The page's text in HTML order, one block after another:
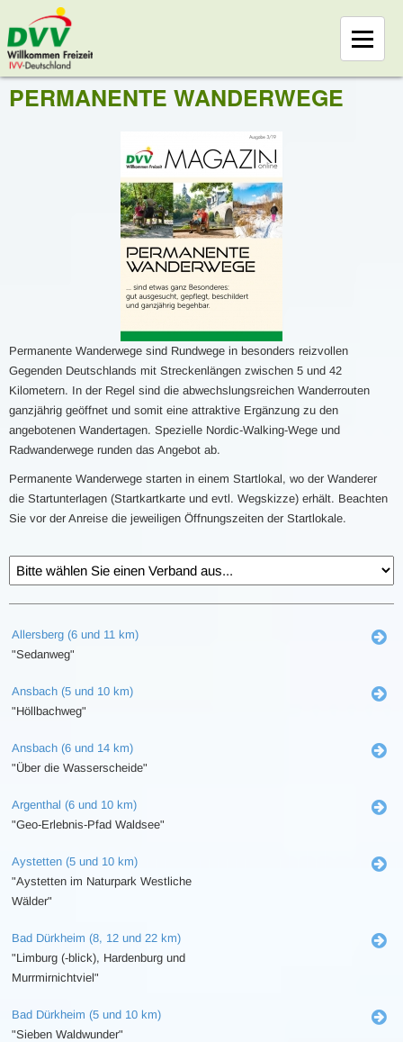
PERMANENTE WANDERWEGE
Permanente Wanderwege sind Rundwege in besonders reizvollen
Gegenden Deutschlands mit Streckenlängen zwischen 5 und 42
Kilometern. In der Regel sind die abwechslungsreichen Wanderrouten
ganzjährig geöffnet und somit eine attraktive Ergänzung zu den
angebotenen Wandertagen. Spezielle Nordic-Walking-Wege und
Radwanderwege runden das Angebot ab.
Permanente Wanderwege starten in einem Startlokal, wo der Wanderer
die Startunterlagen (Startkartkarte und evtl. Wegskizze) erhält. Beachten
Sie vor der Anreise die jeweiligen Öffnungszeiten der Startlokale.
Allersberg (6 und 11 km)
"Sedanweg"
Ansbach (5 und 10 km)
"Höllbachweg"
Ansbach (6 und 14 km)
"Über die Wasserscheide"
Argenthal (6 und 10 km)
"Geo-Erlebnis-Pfad Waldsee"
Aystetten (5 und 10 km)
"Aystetten im Naturpark Westliche
Wälder"
Bad Dürkheim (8, 12 und 22 km)
"Limburg (-blick), Hardenburg und
Murrmirnichtviel"
Bad Dürkheim (5 und 10 km)
"Sieben Waldwunder"